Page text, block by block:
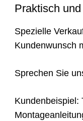
Praktisch
Spezielle
Kundenwunsch
Sprechen Sie
Kundenbeispiel: